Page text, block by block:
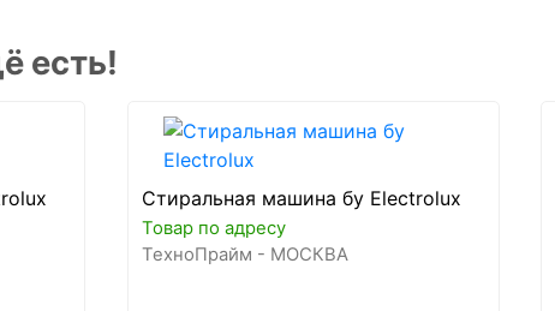
есть!
Стиральная машина бу Electrolux
Товар по адресу
ТехноПрайм - МОСКВА